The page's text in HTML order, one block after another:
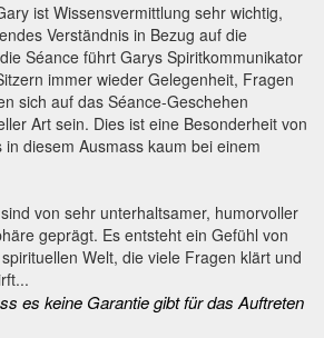
ist Wissensvermittlung sehr wichtig,
Verständnis in Bezug auf die
Séance führt Garys Spiritkommunikator
immer wieder Gelegenheit, Fragen
sich auf das Séance-Geschehen
Art sein. Dies ist eine Besonderheit von
diesem Ausmass kaum bei einem
von sehr unterhaltsamer, humorvoller
geprägt. Es entsteht ein Gefühl von
Welt, die viele Fragen klärt und
es keine Garantie gibt für das Auftreten